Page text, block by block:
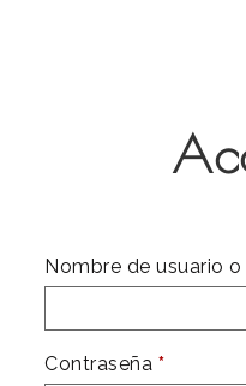
Nombre de usuario
Contraseña *